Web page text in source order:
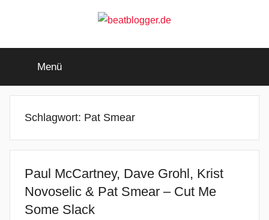
beatblogger.de
beat
goes
Menü
Schlagwort: Pat Smear
Paul McCartney, Dave Grohl, Krist
Novoselic & Pat Smear – Cut Me
Some Slack